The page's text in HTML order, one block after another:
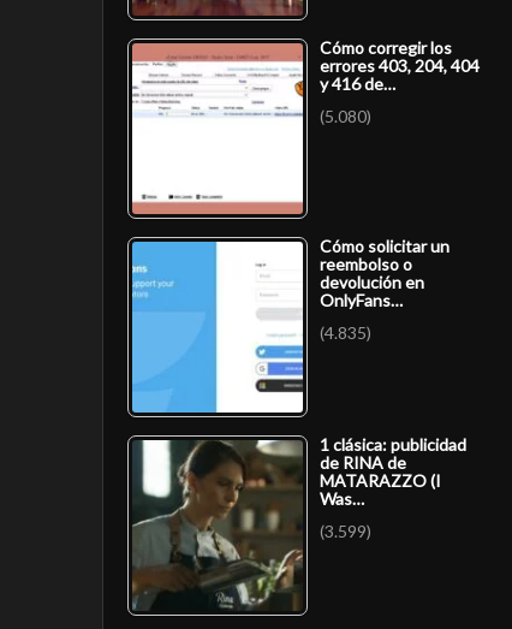
Cómo corregir los
errores 403, 204, 404
y 416 de…
(5.080)
Cómo solicitar un
reembolso o
devolución en
OnlyFans…
(4.835)
1 clásica: publicidad
de RINA de
MATARAZZO (I
Was…
(3.599)